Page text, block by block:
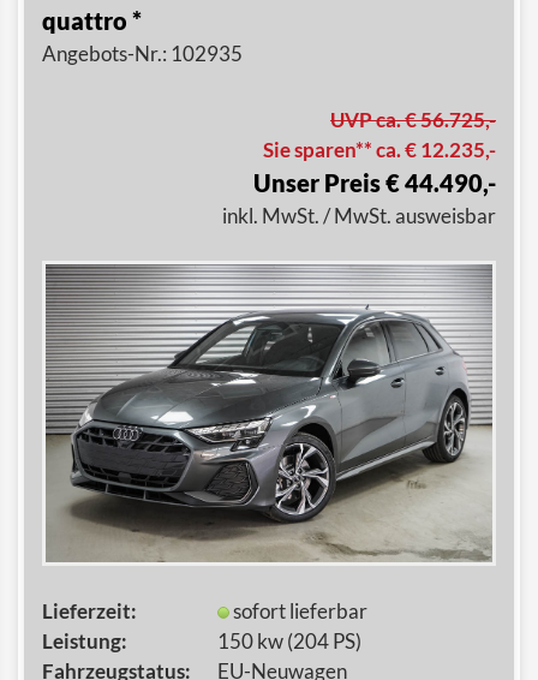
quattro *
Angebots-Nr.: 102935
UVP ca. € 56.725,-
Sie sparen** ca. € 12.235,-
Unser Preis € 44.490,-
inkl. MwSt. / MwSt. ausweisbar
Lieferzeit:
Leistung:
Fahrzeugstatus:
sofort lieferbar
150 kw (204 PS)
EU-Neuwagen